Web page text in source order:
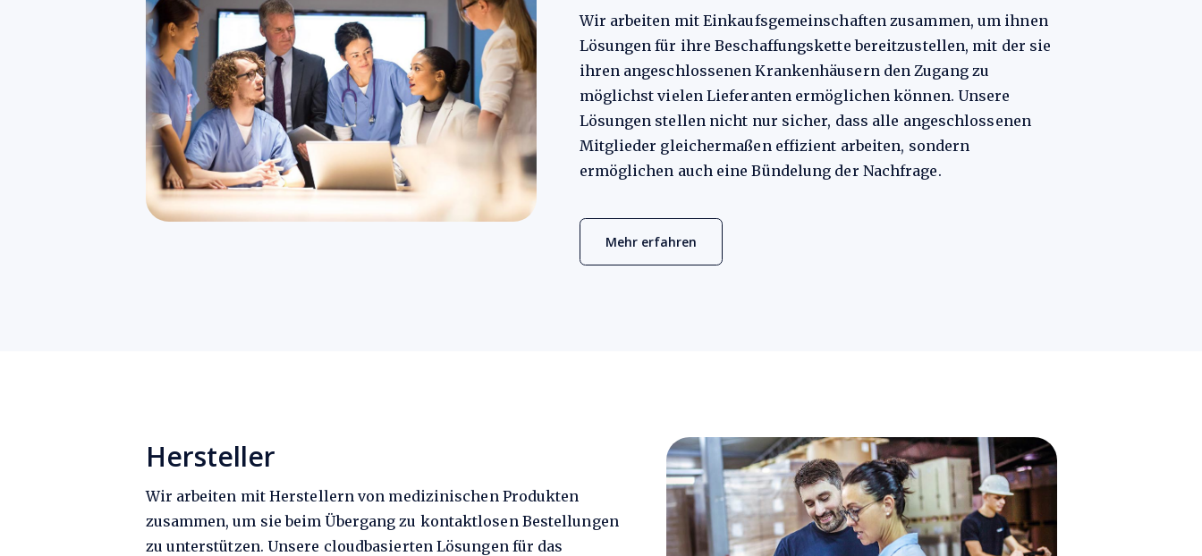
Wir arbeiten mit Einkaufsgemeinschaften zusammen, um ihnen
Lösungen für ihre Beschaffungskette bereitzustellen, mit der sie
ihren angeschlossenen Krankenhäusern den Zugang zu
möglichst vielen Lieferanten ermöglichen können. Unsere
Lösungen stellen nicht nur sicher, dass alle angeschlossenen
Mitglieder gleichermaßen effizient arbeiten, sondern
ermöglichen auch eine Bündelung der Nachfrage.
Mehr erfahren
Hersteller
Wir arbeiten mit Herstellern von medizinischen Produkten
zusammen, um sie beim Übergang zu kontaktlosen Bestellungen
zu unterstützen. Unsere cloudbasierten Lösungen für das